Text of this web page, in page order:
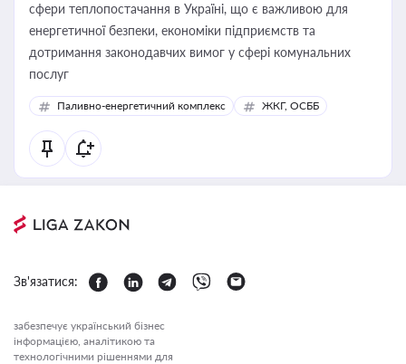
сфери теплопостачання в Україні, що є важливою для
енергетичної безпеки, економіки підприємств та
дотримання законодавчих вимог у сфері комунальних
послуг
Паливно-енергетичний комплекс ЖКГ, ОСББ
Зв'язатися:
забезпечує український бізнес
інформацією, аналітикою та
технологічними рішеннями для